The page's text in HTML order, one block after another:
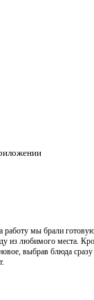
мы брали
любимого места.
выбрав блюда